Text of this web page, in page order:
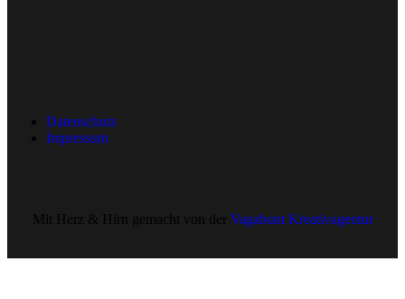
Datenschutz
Impressum
Mit Herz & Hirn gemacht von der Vagabunt Kreativagentur